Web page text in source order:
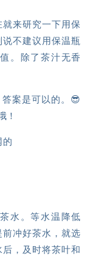
来研究一下用保
不建议用保温瓶
。除了茶汁无香
案是可以的。😎
！
的
水。等水温降低
冲好茶水，就选
，及时将茶叶和